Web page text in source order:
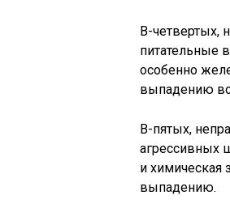
В-четвертых,
питательные
особенно
выпадению
В-пятых,
агрессивных
и химическая
выпадению.